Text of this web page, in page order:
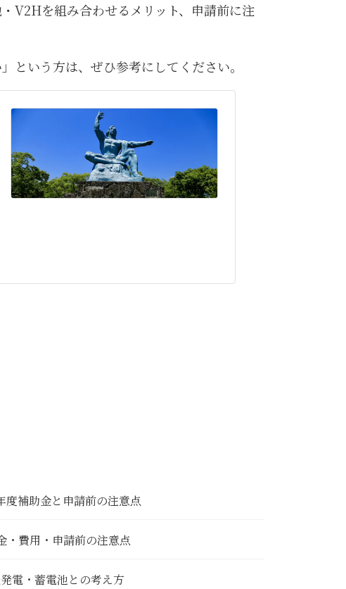
V2Hを組み合わせるメリット、申請前に注
という方は、ぜひ参考にしてください。
補助金と申請前の注意点
・費用・申請前の注意点
電・蓄電池との考え方